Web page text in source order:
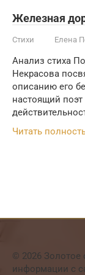
Железная
Стихи Елена
Анализ стиха
Некрасова
описанию его
настоящий
Читать
© 2026 Золотое
информации с